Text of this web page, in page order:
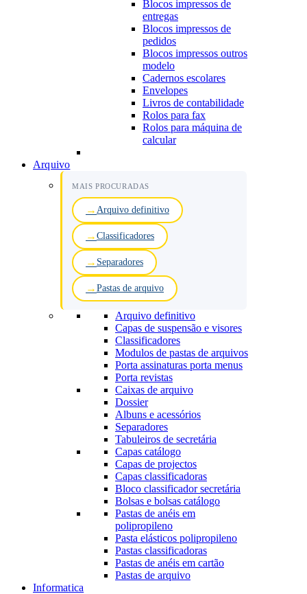
Blocos impressos de
entregas
Blocos impressos de
pedidos
Blocos impressos outros
modelo
Cadernos escolares
Envelopes
Livros de contabilidade
Rolos para fax
Rolos para máquina de
calcular
Arquivo
MAIS PROCURADAS
Arquivo definitivo
Classificadores
Separadores
Pastas de arquivo
Arquivo definitivo
Capas de suspensão e visores
Classificadores
Modulos de pastas de arquivos
Porta assinaturas porta menus
Porta revistas
Caixas de arquivo
Dossier
Albuns e acessórios
Separadores
Tabuleiros de secretária
Capas catálogo
Capas de projectos
Capas classificadoras
Bloco classificador secretária
Bolsas e bolsas catálogo
Pastas de anéis em
polipropileno
Pasta elásticos polipropileno
Pastas classificadoras
Pastas de anéis em cartão
Pastas de arquivo
Informatica